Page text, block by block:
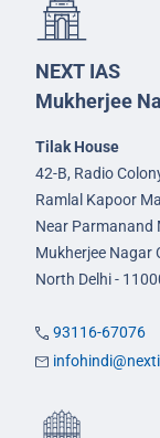
NEXT IAS
Mukherjee
Tilak House
42-B, Radio
Ramlal Kapoor
Near Parmanand
Mukherjee Nagar
North Delhi -
93116-67076